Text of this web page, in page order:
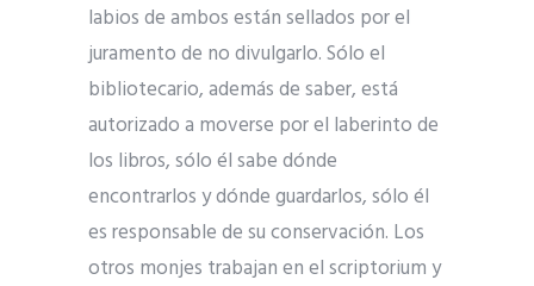
labios de ambos están sellados por el
juramento de no divulgarlo. Sólo el
bibliotecario, además de saber, está
autorizado a moverse por el laberinto de
los libros, sólo él sabe dónde
encontrarlos y dónde guardarlos, sólo él
es responsable de su conservación. Los
otros monjes trabajan en el scriptorium y